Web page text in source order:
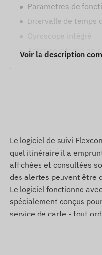
Parametres de
Intervalle de temps
Gyroscope intégré
Antenne interne de
Niveau de batterie
Dépassement de
Sortie ou entrée
Contenu de
TKSTAR TK905B-E
Voir la description
Le logiciel de suivi
quel itinéraire il a
affichées et consultées
des alertes peuvent être
Le logiciel fonctionne
spécialement conçus
service de carte - tout